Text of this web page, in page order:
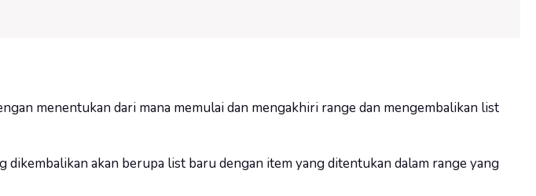
menentukan dari mana memulai dan mengakhiri range dan mengembalikan list
dikembalikan akan berupa list baru dengan item yang ditentukan dalam range yang